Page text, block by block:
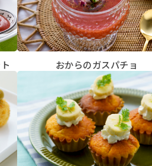
おからのガスパチョ